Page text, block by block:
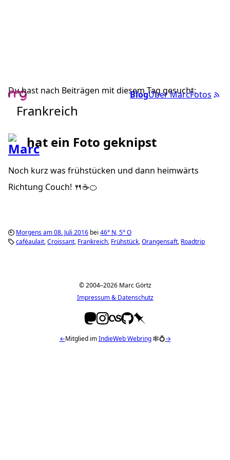
BlogÜber MarcFotos
Du hast nach Beiträgen mit diesem Tag gesucht:
Frankreich
hat ein Foto geknipst
Noch kurz was frühstücken und dann heimwärts
Richtung Couch! 🍴☕️🍊
Morgens am 08. Juli 2016 bei 46° N,5°O
caféaulait Croissant Frankreich Frühstück Orangensaft Roadtrip
© 2004–2026 Marc Görtz
Impressum & Datenschutz
←Mitglied imIndieWeb Webring🕸💍→